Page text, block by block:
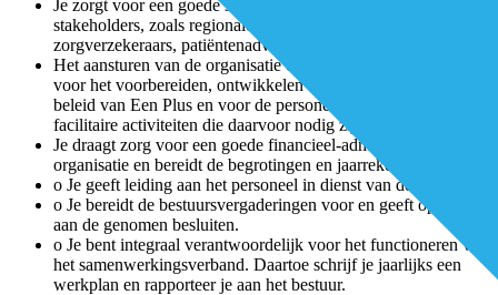
Je zorgt voor een goede samenwerkingsrelatie met alle
stakeholders, zoals regionale zorgaanbieders,
zorgverzekeraars, patiëntenadviesraad en de gemeente.
Het aansturen van de organisatie o Je bent verantwoordelijk
voor het voorbereiden, ontwikkelen en uitvoeren van het
beleid van Een Plus en voor de personele, financiële en
facilitaire activiteiten die daarvoor nodig zijn.
Je draagt zorg voor een goede financieel-administratieve
organisatie en bereidt de begrotingen en jaarrekeningen voor.
o Je geeft leiding aan het personeel in dienst van de stichting.
o Je bereidt de bestuursvergaderingen voor en geeft opvolging
aan de genomen besluiten.
o Je bent integraal verantwoordelijk voor het functioneren van
het samenwerkingsverband. Daartoe schrijf je jaarlijks een
werkplan en rapporteer je aan het bestuur.